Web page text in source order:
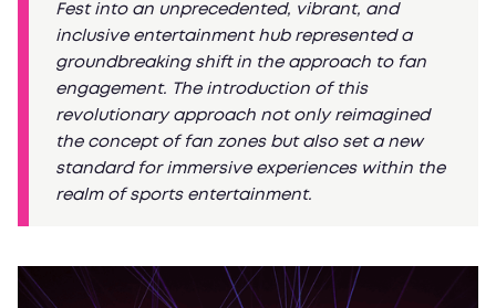
Fest into an unprecedented, vibrant, and
inclusive entertainment hub represented a
groundbreaking shift in the approach to fan
engagement. The introduction of this
revolutionary approach not only reimagined
the concept of fan zones but also set a new
standard for immersive experiences within the
realm of sports entertainment.